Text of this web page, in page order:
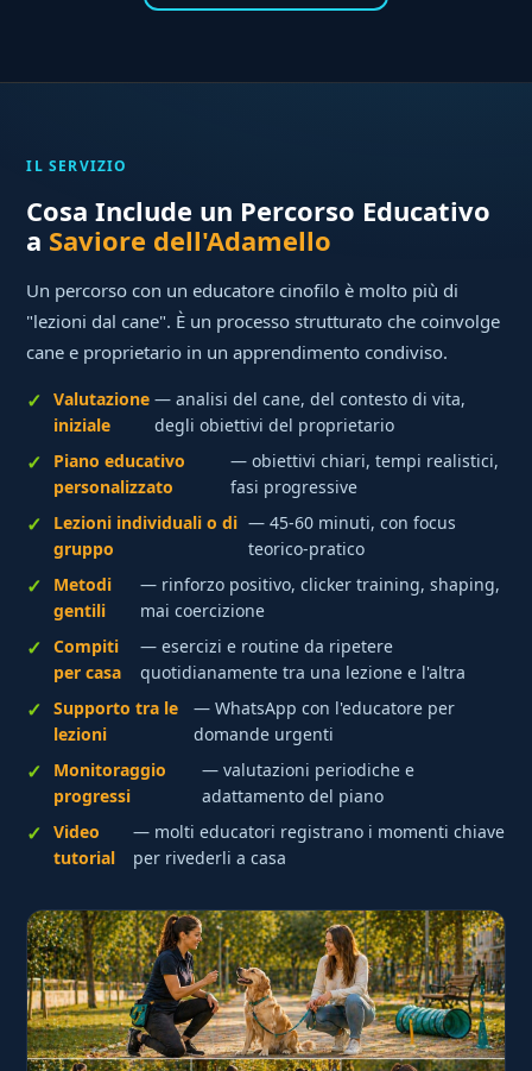
IL SERVIZIO
Cosa Include un Percorso Educativo
a Saviore dell'Adamello
Un percorso con un educatore cinofilo è molto più di
"lezioni dal cane". È un processo strutturato che coinvolge
cane e proprietario in un apprendimento condiviso.
Valutazione
iniziale
— analisi del cane, del contesto di vita,
degli obiettivi del proprietario
Piano educativo
personalizzato
— obiettivi chiari, tempi realistici,
fasi progressive
Lezioni individuali o di
gruppo
— 45-60 minuti, con focus
teorico-pratico
Metodi
gentili
— rinforzo positivo, clicker training, shaping,
mai coercizione
Compiti
per casa
— esercizi e routine da ripetere
quotidianamente tra una lezione e l'altra
Supporto tra le
lezioni
— WhatsApp con l'educatore per
domande urgenti
Monitoraggio
progressi
— valutazioni periodiche e
adattamento del piano
Video
tutorial
— molti educatori registrano i momenti chiave
per rivederli a casa